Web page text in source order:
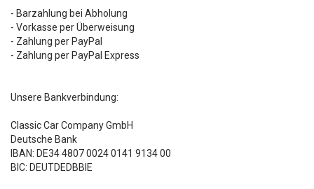
- Barzahlung bei Abholung
- Vorkasse per Überweisung
- Zahlung per PayPal
- Zahlung per PayPal Express
Unsere Bankverbindung:
Classic Car Company GmbH
Deutsche Bank
IBAN: DE34 4807 0024 0141 9134 00
BIC: DEUTDEDBBIE